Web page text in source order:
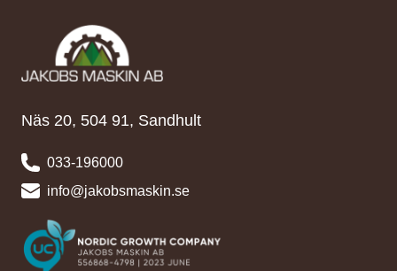
Näs 20, 504 91, Sandhult
033-196000
info@jakobsmaskin.se